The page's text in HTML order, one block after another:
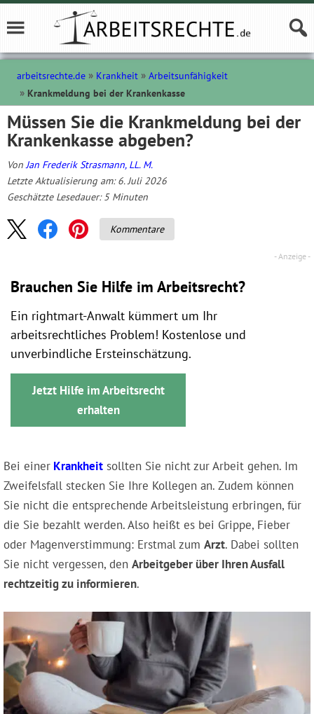
arbeitsrechte.de Krankheit
Arbeitsunfähigkeit
Krankmeldung bei der Krankenkasse
Müssen Sie die Krankmeldung bei der
Krankenkasse abgeben?
VonJan Frederik Strasmann, LL. M.
Letzte Aktualisierung am: 6. Juli 2026
Geschätzte Lesedauer: 5 Minuten
Kommentare
Brauchen Sie Hilfe im Arbeitsrecht?
Ein rightmart-Anwalt kümmert um Ihr
arbeitsrechtliches Problem! Kostenlose und
unverbindliche Ersteinschätzung.
Jetzt Hilfe im Arbeitsrecht
erhalten
Bei einer Krankheit sollten Sie nicht zur Arbeit gehen. Im
Zweifelsfall stecken Sie Ihre Kollegen an. Zudem können
Sie nicht die entsprechende Arbeitsleistung erbringen, für
die Sie bezahlt werden. Also heißt es bei Grippe, Fieber
oder Magenverstimmung: Erstmal zum Arzt. Dabei sollten
Sie nicht vergessen, den Arbeitgeber über Ihren Ausfall
rechtzeitig zu informieren.